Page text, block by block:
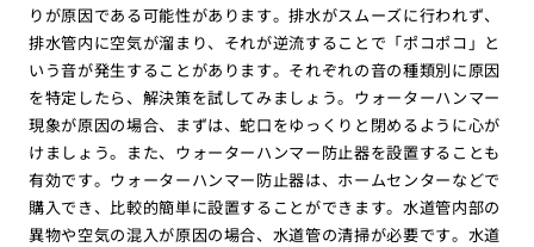
りが原因である可能性があります。排水がスムーズに行われず、
排水管内に空気が溜まり、それが逆流することで「ポコポコ」と
いう音が発生することがあります。それぞれの音の種類別に原因
を特定したら、解決策を試してみましょう。ウォーターハンマー
現象が原因の場合、まずは、蛇口をゆっくりと閉めるように心が
けましょう。また、ウォーターハンマー防止器を設置することも
有効です。ウォーターハンマー防止器は、ホームセンターなどで
購入でき、比較的簡単に設置することができます。水道管内部の
異物や空気の混入が原因の場合、水道管の清掃が必要です。水道